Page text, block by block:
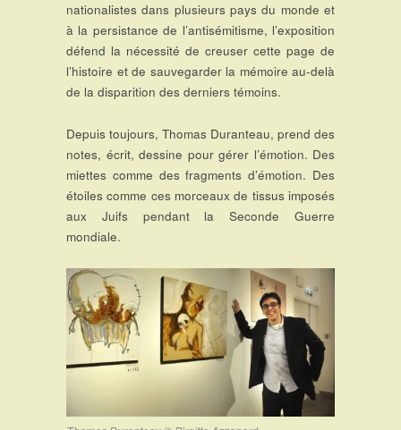
nationalistes dans plusieurs pays du monde et
à la persistance de l’antisémitisme, l’exposition
défend la nécessité de creuser cette page de
l’histoire et de sauvegarder la mémoire au-delà
de la disparition des derniers témoins.
Depuis toujours, Thomas Duranteau, prend des
notes, écrit, dessine pour gérer l’émotion. Des
miettes comme des fragments d’émotion. Des
étoiles comme ces morceaux de tissus imposés
aux Juifs pendant la Seconde Guerre
mondiale.